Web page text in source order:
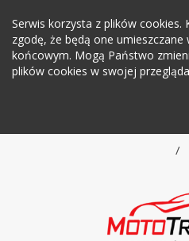
Serwis korzysta z plików cookies.
zgodę, że będą one umieszczane
końcowym. Mogą Państwo
plików cookies w swojej
/